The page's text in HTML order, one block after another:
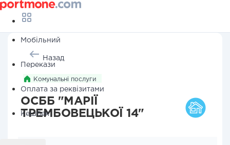
Мобільний
Перекази
Оплата за реквізитами
Кешбек
Назад
Комунальні послуги
ОСББ "МАРІЇ
ТРЕМБОВЕЦЬКОЇ 14"